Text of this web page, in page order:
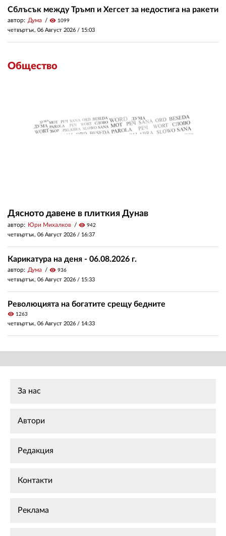
Сблъсък между Тръмп и Хегсет за недостига на ракети
автор: Дума visibility 1099
четвъртък, 06 Август 2026 / 15:03
Общество
Дясното давене в плиткия Дунав
автор: Юри Михалков visibility 942
четвъртък, 06 Август 2026 / 16:37
Карикатура на деня - 06.08.2026 г.
автор: Дума visibility 936
четвъртък, 06 Август 2026 / 15:33
Революцията на богатите срещу бедните
visibility 1263
четвъртък, 06 Август 2026 / 14:33
За нас
Автори
Редакция
Контакти
Реклама